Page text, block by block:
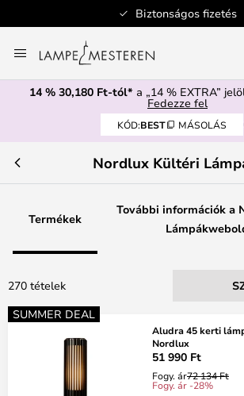
Biztonságos fizetés
a
tartalomhoz
14 % 30,180 Ft-tól* a „14 % EXTRA”
Fedezze fel
KÓD:BEST MÁSOLÁS
Nordlux Kültéri
Termékek
További információk a
270 tételek
SUMMER DEAL
Aludra 45 kerti
Nordlux
51 990 Ft
Fogy. ár72 134 Ft
Fogy. ár -28%